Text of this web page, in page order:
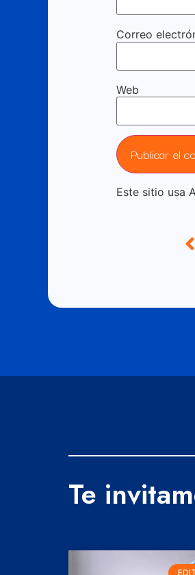
Correo
Web
Este sitio usa
Te